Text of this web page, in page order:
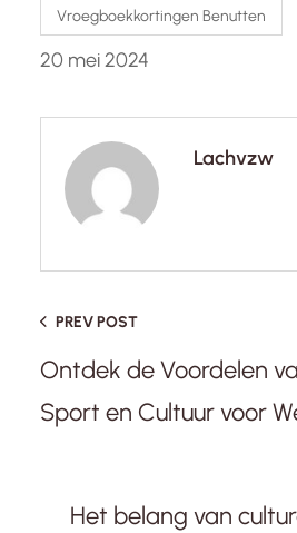
Vroegboekkortingen Benutten
20 mei 2024
Lachvzw
PREV POST
Ontdek de Voordelen
Sport en Cultuur voor
Het belang van